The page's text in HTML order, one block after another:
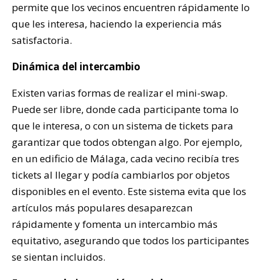
permite que los vecinos encuentren rápidamente lo
que les interesa, haciendo la experiencia más
satisfactoria.
Dinámica del intercambio
Existen varias formas de realizar el mini-swap.
Puede ser libre, donde cada participante toma lo
que le interesa, o con un sistema de tickets para
garantizar que todos obtengan algo. Por ejemplo,
en un edificio de Málaga, cada vecino recibía tres
tickets al llegar y podía cambiarlos por objetos
disponibles en el evento. Este sistema evita que los
artículos más populares desaparezcan
rápidamente y fomenta un intercambio más
equitativo, asegurando que todos los participantes
se sientan incluidos.